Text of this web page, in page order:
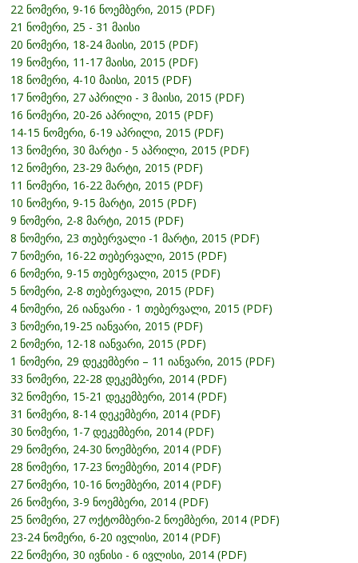
22 ნომერი, 9-16 ნოემბერი, 2015 (PDF)
21 ნომერი, 25 - 31 მაისი
20 ნომერი, 18-24 მაისი, 2015 (PDF)
19 ნომერი, 11-17 მაისი, 2015 (PDF)
18 ნომერი, 4-10 მაისი, 2015 (PDF)
17 ნომერი, 27 აპრილი - 3 მაისი, 2015 (PDF)
16 ნომერი, 20-26 აპრილი, 2015 (PDF)
14-15 ნომერი, 6-19 აპრილი, 2015 (PDF)
13 ნომერი, 30 მარტი - 5 აპრილი, 2015 (PDF)
12 ნომერი, 23-29 მარტი, 2015 (PDF)
11 ნომერი, 16-22 მარტი, 2015 (PDF)
10 ნომერი, 9-15 მარტი, 2015 (PDF)
9 ნომერი, 2-8 მარტი, 2015 (PDF)
8 ნომერი, 23 თებერვალი -1 მარტი, 2015 (PDF)
7 ნომერი, 16-22 თებერვალი, 2015 (PDF)
6 ნომერი, 9-15 თებერვალი, 2015 (PDF)
5 ნომერი, 2-8 თებერვალი, 2015 (PDF)
4 ნომერი, 26 იანვარი - 1 თებერვალი, 2015 (PDF)
3 ნომერი,19-25 იანვარი, 2015 (PDF)
2 ნომერი, 12-18 იანვარი, 2015 (PDF)
1 ნომერი, 29 დეკემბერი – 11 იანვარი, 2015 (PDF)
33 ნომერი, 22-28 დეკემბერი, 2014 (PDF)
32 ნომერი, 15-21 დეკემბერი, 2014 (PDF)
31 ნომერი, 8-14 დეკემბერი, 2014 (PDF)
30 ნომერი, 1-7 დეკემბერი, 2014 (PDF)
29 ნომერი, 24-30 ნოემბერი, 2014 (PDF)
28 ნომერი, 17-23 ნოემბერი, 2014 (PDF)
27 ნომერი, 10-16 ნოემბერი, 2014 (PDF)
26 ნომერი, 3-9 ნოემბერი, 2014 (PDF)
25 ნომერი, 27 ოქტომბერი-2 ნოემბერი, 2014 (PDF)
23-24 ნომერი, 6-20 ივლისი, 2014 (PDF)
22 ნომერი, 30 ივნისი - 6 ივლისი, 2014 (PDF)